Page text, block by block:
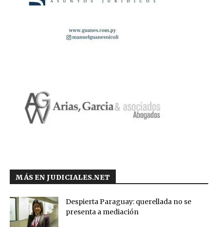
MÁS EN JUDICIALES.NET
Despierta Paraguay: querellada no se
presenta a mediación